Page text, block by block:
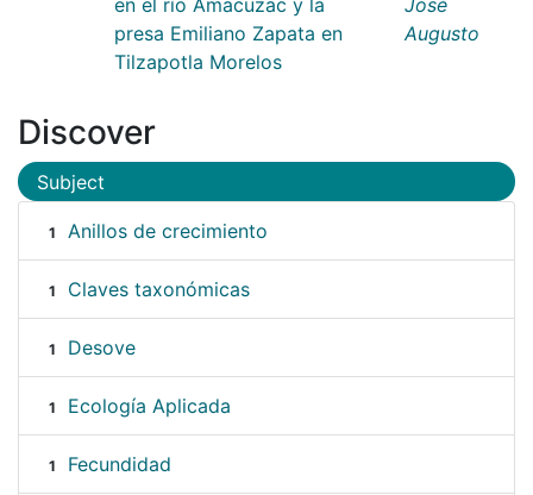
presa Emiliano Zapata en
Tilzapotla Morelos
Augusto
Discover
Subject
1 Anillos de crecimiento
1 Claves taxonómicas
1 Desove
1 Ecología Aplicada
1 Fecundidad